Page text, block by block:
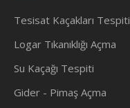
Tesisat Kaçakları Tespiti
Logar Tıkanıklığı Açma
Su Kaçağı Tespiti
Gider - Pimaş Açma